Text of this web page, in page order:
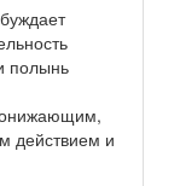
полынь
действием и